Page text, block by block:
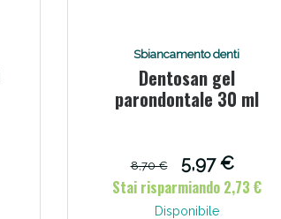
Sbiancamento denti
Dentosan gel
parondontale 30 ml
8,70 €
5,97 €
Stai risparmiando 2,73 €
Disponibile
Sconto fino al 55% valido oggi!